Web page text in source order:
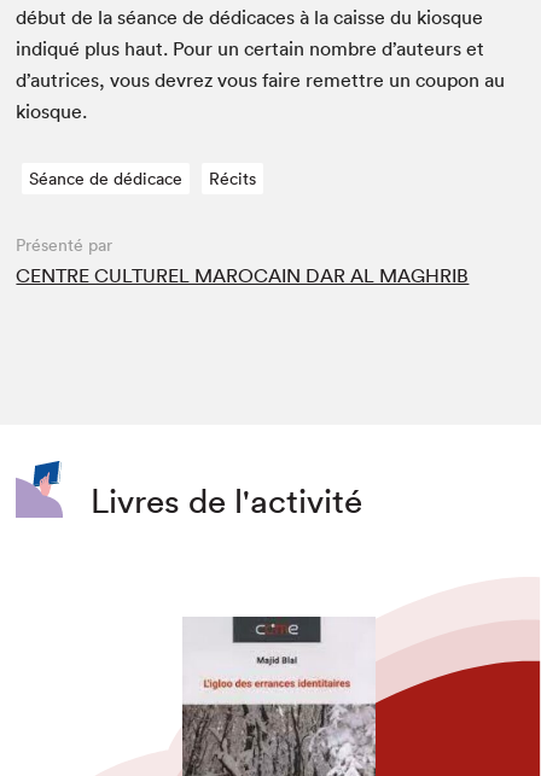
début de la séance de dédi­caces à la caisse du kiosque
indiqué plus haut. Pour un cer­tain nom­bre d’auteurs et
d’autrices, vous devrez vous faire remet­tre un coupon au
kiosque.
Séance de dédicace Récits
Présenté par
CENTRE CULTUREL MAROCAIN DAR AL MAGHRIB
Livres de l'activité